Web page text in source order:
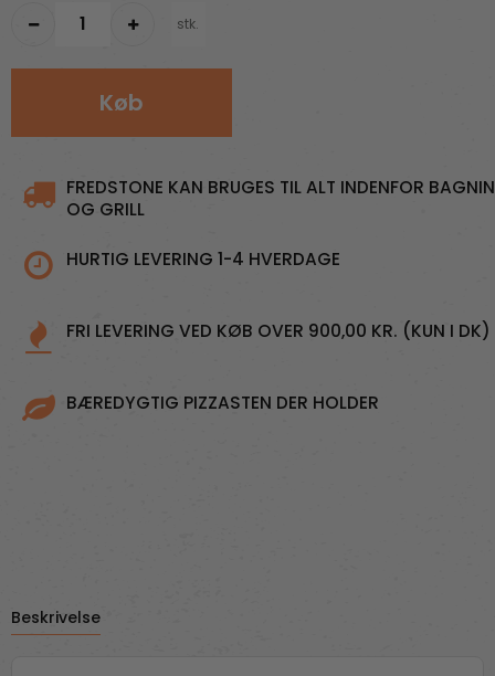
stk.
Køb
FREDSTONE KAN BRUGES TIL ALT INDENFOR
OG GRILL
HURTIG LEVERING 1-4 HVERDAGE
FRI LEVERING VED KØB OVER 900,00 KR. (KUN I DK)
BÆREDYGTIG PIZZASTEN DER HOLDER
Beskrivelse